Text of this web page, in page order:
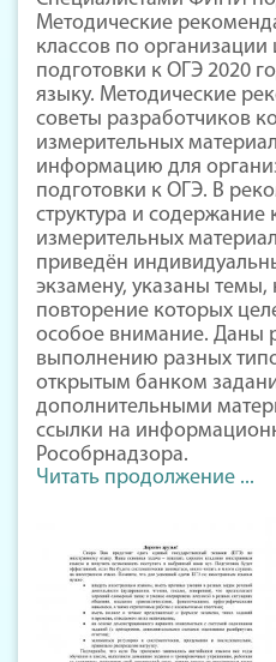
Методические
классов по
подготовки к ОГЭ 2020
языку. Методические
советы разработчиков
измерительных
информацию для
подготовки к ОГЭ. В
структура и содержание
измерительных
приведён
экзамену, указаны темы,
повторение которых
особое внимание. Даны
выполнению разных
открытым банком
дополнительными
ссылки на
Рособрнадзора.
Читать продолжение ...